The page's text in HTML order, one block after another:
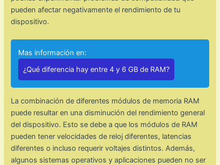
pueden afectar negativamente el rendimiento de tu
dispositivo.
Mas información en:
¿Qué diferencia hay entre 4 y 6 GB de RAM?
La combinación de diferentes módulos de memoria RAM
puede resultar en una disminución del rendimiento general
del dispositivo. Esto se debe a que los módulos de RAM
pueden tener velocidades de reloj diferentes, latencias
diferentes o incluso requerir voltajes distintos. Además,
algunos sistemas operativos y aplicaciones pueden no ser